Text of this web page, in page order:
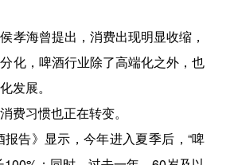
孝海曾提出，消费出现明显收缩，
化，啤酒行业除了高端化之外，也
发展。
费习惯也正在转变。
报告》显示，今年进入夏季后，“啤